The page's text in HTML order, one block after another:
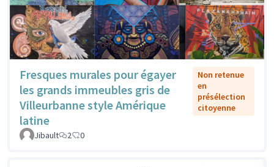
Fresques murales pour égayer
les grands immeubles gris de
Villeurbanne style Amérique
latine
Non retenue
en
présélection
citoyenne
Jibault 2 0